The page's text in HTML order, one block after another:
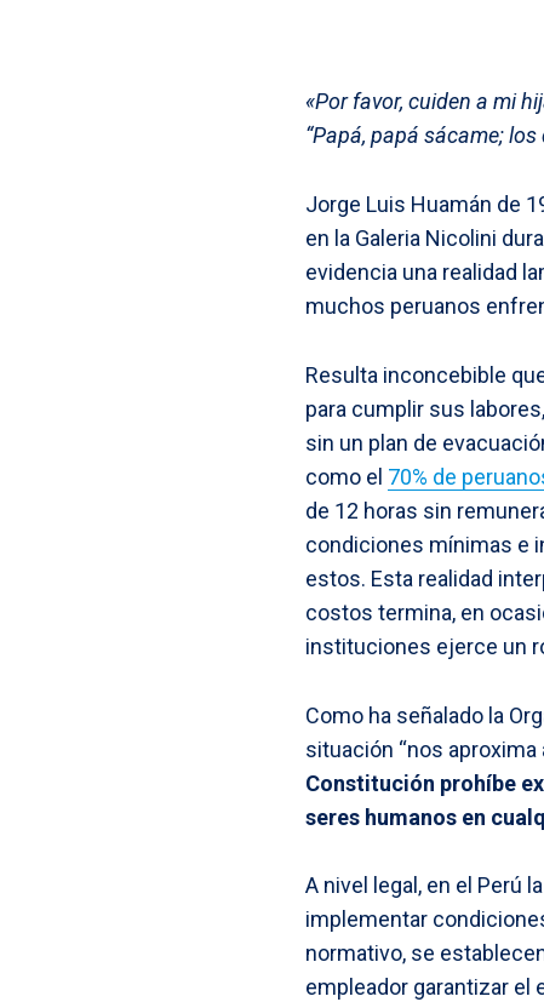
«Por favor, cuiden a mi
“Papá, papá sácame;
Jorge Luis Huamán de
en la Galeria Nicolini
evidencia una realidad
muchos peruanos
Resulta inconcebible
para cumplir sus
sin un plan de
como el 70% de
de 12 horas sin
condiciones mínimas e
estos. Esta realidad
costos termina, en
instituciones ejerce un
Como ha señalado la
situación “nos
Constitución prohíbe
seres humanos en
A nivel legal, en el Perú la
implementar
normativo, se
empleador garantizar el